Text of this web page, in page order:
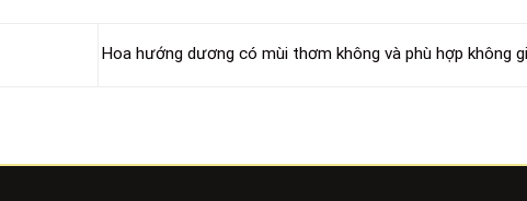
Hoa hướng dương có mùi thơm không và phù hợp không